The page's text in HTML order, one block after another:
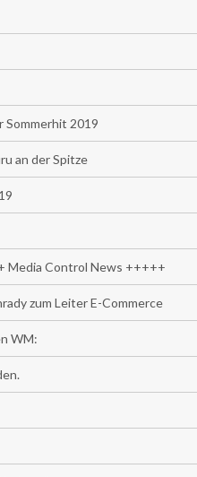
2019
an der Spitze
Media Control News +++++
zum Leiter E-Commerce
WM: